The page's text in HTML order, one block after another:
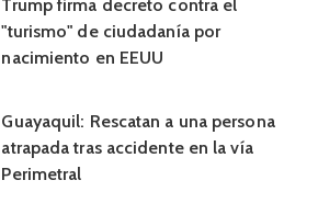
Trump firma decreto contra el
"turismo" de ciudadanía por
nacimiento en EEUU
Guayaquil: Rescatan a una persona
atrapada tras accidente en la vía
Perimetral